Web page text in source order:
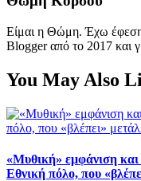
Είμαι η Θώμη. Έχω έφεση
Blogger από το 2017 και
You May Also
«Μυθική» εμφάνιση
Εθνική πόλο, που